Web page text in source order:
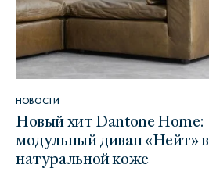
НОВОСТИ
Новый хит Dantone Home:
модульный диван «Нейт» в
натуральной коже